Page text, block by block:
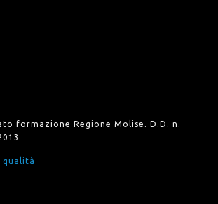
formazione Regione Molise. D.D. n.
qualità